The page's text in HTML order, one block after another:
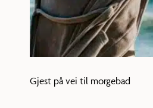
Gjest på vei til morgebad